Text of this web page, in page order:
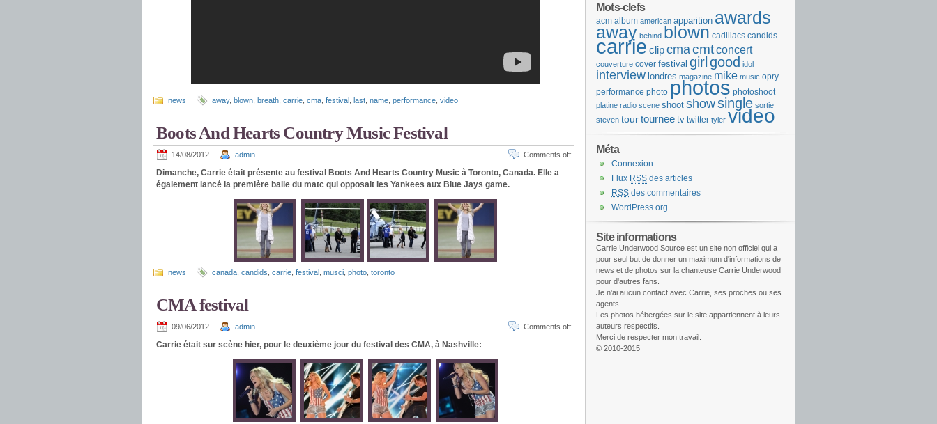
news away, blown breath carrie cma festival last name performance video
Boots And Hearts Country Music Festival
14/08/2012 admin Comments off
Dimanche, Carrie était présente au festival Boots And Hearts Country Music à Toronto, Canada. Elle a
également lancé la première balle du matc qui opposait les Yankees aux Blue Jays game.
news canada candids carrie festival musci photo toronto
CMA festival
09/06/2012 admin Comments off
Carrie était sur scène hier, pour le deuxième jour du festival des CMA, à Nashville:
Mots-clefs
acm album american apparition awards
away behind blown cadillacs candids
carrie clipcmacmtconcert
couverture cover festival girl good idol
interview londres magazine mike music opry
performance photo photos photoshoot
platine radio scene shoot showsingle sortie
steven tourtournee tv twitter tyler video
Méta
Connexion
Flux RSS des articles
RSS des commentaires
WordPress.org
Site informations
Carrie Underwood Source est un site non officiel qui a
pour seul but de donner un maximum d'informations de
news et de photos sur la chanteuse Carrie Underwood
pour d'autres fans.
Je n'ai aucun contact avec Carrie, ses proches ou ses
agents.
Les photos hébergées sur le site appartiennent à leurs
auteurs respectifs.
Merci de respecter mon travail.
© 2010-2015